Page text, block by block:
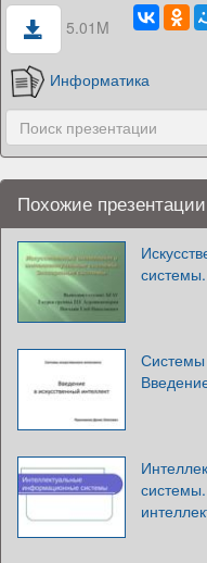
5.01M
Информатика
Похожие
Системы
системы.